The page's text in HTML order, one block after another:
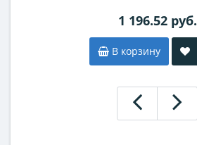
1 196.52 руб.
В корзину